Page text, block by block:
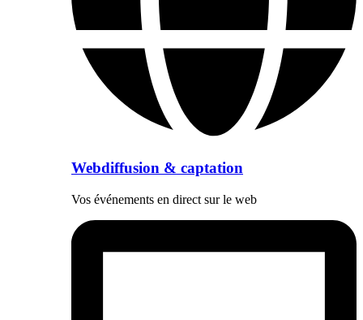
Webdiffusion & captation
Vos événements en direct sur le web